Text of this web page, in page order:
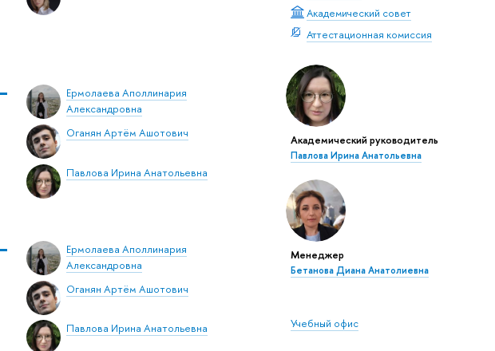
Академический совет
Аттестационная комиссия
Академический руководитель
Павлова Ирина Анатольевна
Менеджер
Бетанова Диана Анатолиевна
Учебный офис
Ермолаева Аполлинария
Александровна
Оганян Артём Ашотович
Павлова Ирина Анатольевна
Ермолаева Аполлинария
Александровна
Оганян Артём Ашотович
Павлова Ирина Анатольевна